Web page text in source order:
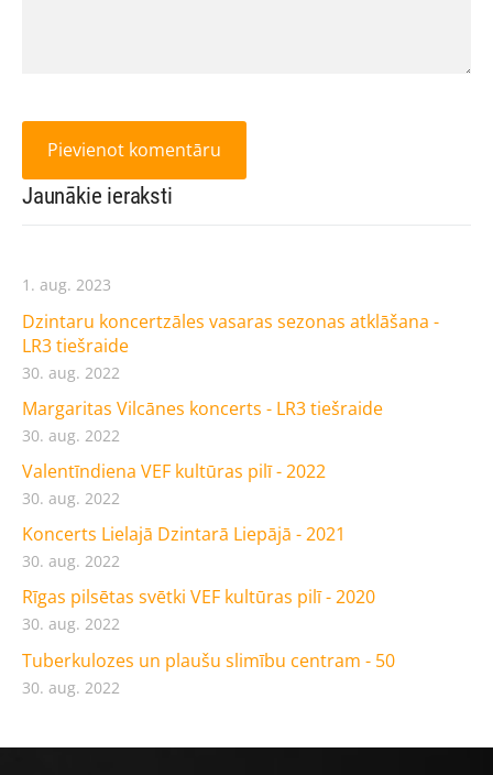
Jaunākie ieraksti
1. aug. 2023
Dzintaru koncertzāles vasaras sezonas atklāšana -
LR3 tiešraide
30. aug. 2022
Margaritas Vilcānes koncerts - LR3 tiešraide
30. aug. 2022
Valentīndiena VEF kultūras pilī - 2022
30. aug. 2022
Koncerts Lielajā Dzintarā Liepājā - 2021
30. aug. 2022
Rīgas pilsētas svētki VEF kultūras pilī - 2020
30. aug. 2022
Tuberkulozes un plaušu slimību centram - 50
30. aug. 2022